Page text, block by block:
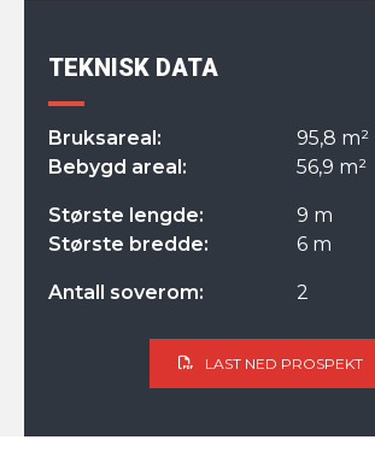
TEKNISK DATA
Bruksareal:
95,8 m²
Bebygd areal:
56,9 m²
Største lengde:
9 m
Største bredde:
6 m
Antall soverom: 2
LAST NED PROSPEKT